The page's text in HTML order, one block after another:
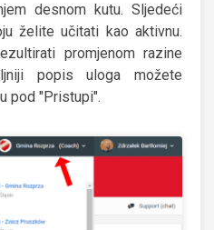
desnom kutu. Sljedeći
želite učitati kao aktivnu.
promjenom razine
popis uloga možete
pod "Pristupi".